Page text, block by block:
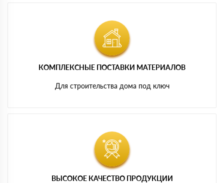
КОМПЛЕКСНЫЕ ПОСТАВКИ МАТЕРИАЛОВ
Для строительства дома под ключ
ВЫСОКОЕ КАЧЕСТВО ПРОДУКЦИИ